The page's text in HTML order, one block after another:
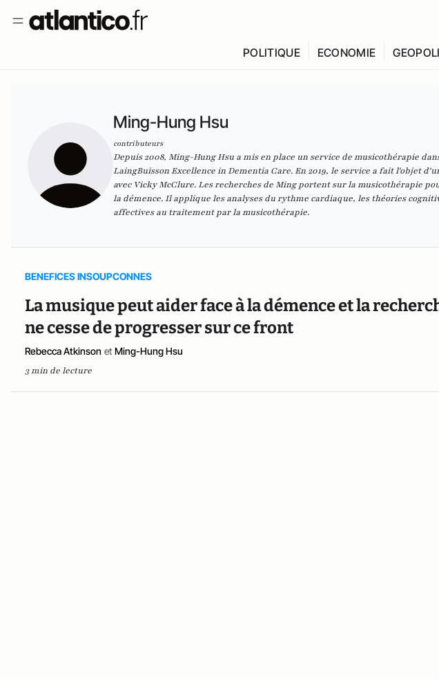
POLITIQUE ECONOMIE
Ming-Hung Hsu
contributeurs
Depuis 2008, Ming-Hung Hsu a mis en place un service de musicothérapie
LaingBuisson Excellence in Dementia Care. En 2019, le service a fait l'objet
avec Vicky McClure. Les recherches de Ming portent sur la musicothérapie
la démence. Il applique les analyses du rythme cardiaque, les théories
affectives au traitement par la musicothérapie.
BENEFICES INSOUPCONNES
La musique peut aider face à la démence et la
ne cesse de progresser sur ce front
Rebecca Atkinson et Ming-Hung Hsu
3 min de lecture